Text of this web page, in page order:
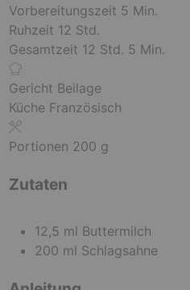
Vorbereitungszeit 5 M
n
Min.
Ruhzeit 12 S
t
n
d
n
Std.
Gesamtzeit 12 S
u
n
e
Std. 5 M
Min.
Gericht Beilage
Küche Französisch
Portionen 200 g
Zutaten
12,5 ml Buttermilch
200 ml Schlagsahne